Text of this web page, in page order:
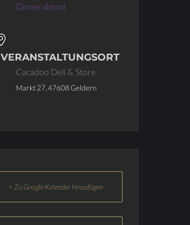
Dinnerabend
VERANSTALTUNGSORT
Cacadoo Deli & Store
Markt 27, 47608 Geldern
+ Zu Google Kalender hinzufügen